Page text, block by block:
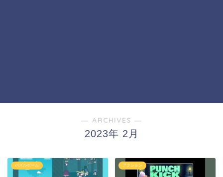
― ARCHIVES ―
2023年 2月
パズルゲーム アクション